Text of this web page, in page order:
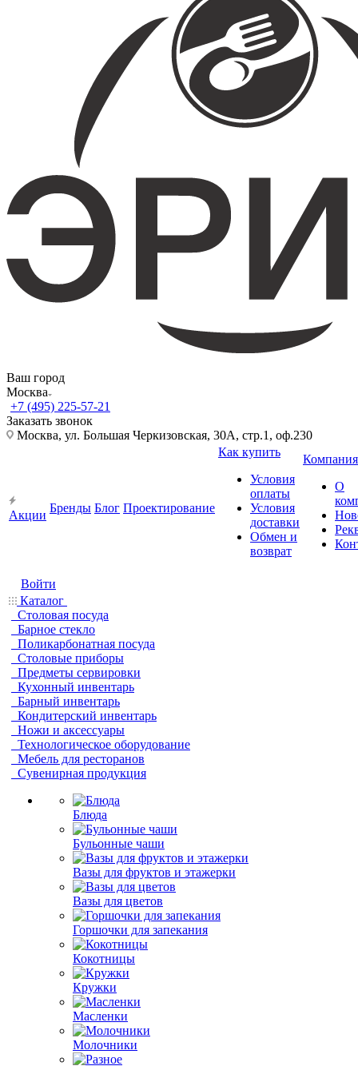
Ваш город
Москва
+7 (495) 225-57-21
Заказать звонок
Москва, ул. Большая Черкизовская, 30А, стр.1, оф.230
Акции
Бренды Блог Проектирование
Как купить
Условия
оплаты
Условия
доставки
Обмен и
возврат
Компания
О
Войти
Каталог
Столовая посуда
Барное стекло
Поликарбонатная посуда
Столовые приборы
Предметы сервировки
Кухонный инвентарь
Барный инвентарь
Кондитерский инвентарь
Ножи и аксессуары
Технологическое оборудование
Мебель для ресторанов
Сувенирная продукция
Блюда
Бульонные чаши
Вазы для фруктов и этажерки
Вазы для цветов
Горшочки для запекания
Кокотницы
Кружки
Масленки
Молочники